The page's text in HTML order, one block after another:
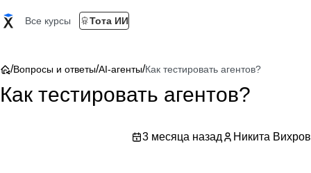
Все курсы Тота ИИ
/Вопросы и ответы/AI-агенты/Как тестировать агентов?
Как тестировать агентов?
3 месяца назад Никита Вихров